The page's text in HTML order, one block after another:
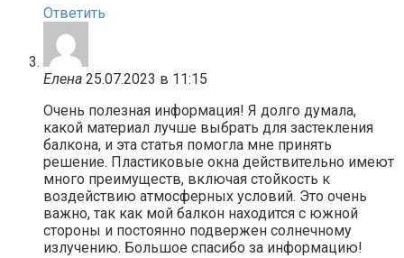
Ответить
Елена 25.07.2023 в 11:15
Очень полезная информация! Я долго думала,
какой материал лучше выбрать для застекления
балкона, и эта статья помогла мне принять
решение. Пластиковые окна действительно имеют
много преимуществ, включая стойкость к
воздействию атмосферных условий. Это очень
важно, так как мой балкон находится с южной
стороны и постоянно подвержен солнечному
излучению. Большое спасибо за информацию!